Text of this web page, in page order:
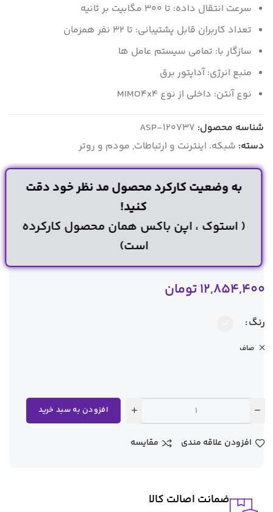
سرعت انتقال داده: تا 300 مگابیت بر ثانیه
تعداد کاربران قابل پشتیبانی: تا 32 نفر همزمان
سازگار با: تمامی سیستم عامل ها
منبع انرژی: آداپتور برق
نوع آنتن: داخلی از نوع MIMO۴x۴
شناسه محصول: ASP-120737
دسته: شبکه. اینترنت و ارتباطات, مودم و روتر
به وضعیت کارکرد محصول مد نظر خود دقت
کنید!
( استوک ، اپن باکس همان محصول کارکرده
است)
12,854,400تومان
رنگ
صاف
افزودن به سبد خرید
افزودن علاقه مندی مقایسه
ضمانت اصالت کالا